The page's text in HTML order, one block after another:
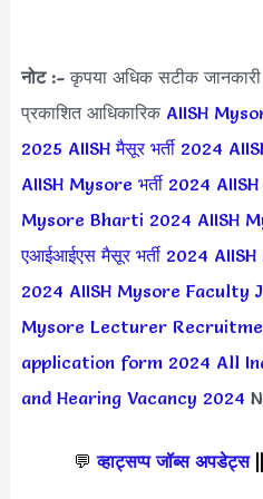
नोट :-कृपया अधिक सटीक
प्रकाशित आधिकारिक AIISH
2025 AIISH मैसूर भर्ती 2024
AIISH Mysore भर्ती 2024
Mysore Bharti 2024 AIISH
एआईआईएस मैसूर भर्ती 2024
2024 AIISH Mysore Faculty
Mysore Lecturer
application form 2024 All
and Hearing Vacancy 2024
💬 व्हाट्सप्प जॉब्स अपडेट्स||